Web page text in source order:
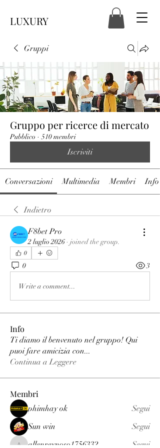
LUXURY
Gruppi
Gruppo per ricerce di mercato
Pubblico · 510 membri
Iscriviti
Conversazioni Multimedia Membri Info
Indietro
F8bet Pro
2 luglio 2026 · joined the group.
0
0 3
Write a comment...
Info
Ti diamo il benvenuto nel gruppo! Qui
puoi fare amicizia con...
Continua a Leggere
Membri
phimhay ok
Segui
Sun win
Segui
allenreynoso1756332 Segui